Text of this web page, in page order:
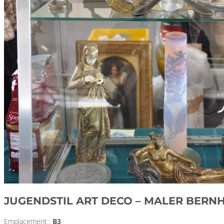
JUGENDSTIL ART DECO – MALER
Emplacement : B3